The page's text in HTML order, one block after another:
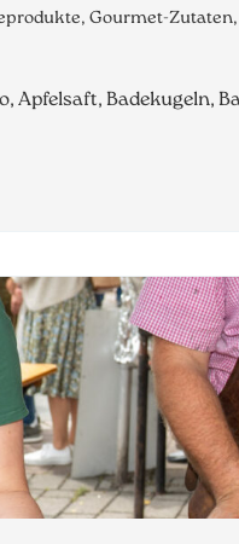
Gourmet-
Apfelsaft, Badekugeln,